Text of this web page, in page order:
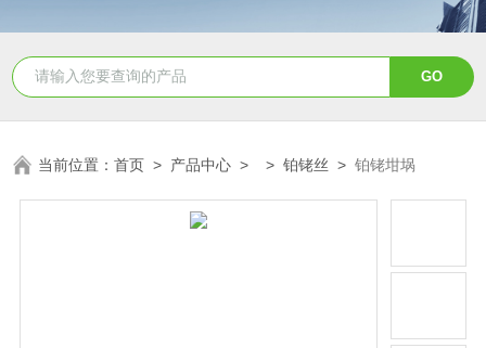
当前位置：首页 > 产品中心 > >铂铑丝 >铂铑坩埚